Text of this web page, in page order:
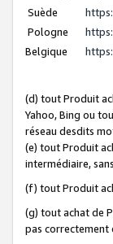
Suède
Pologne
Belgique
(d) tout Produit
Yahoo, Bing ou
réseau desdits
(e) tout Produit
intermédiaire,
(f) tout Produit
(g) tout achat de
pas correctement